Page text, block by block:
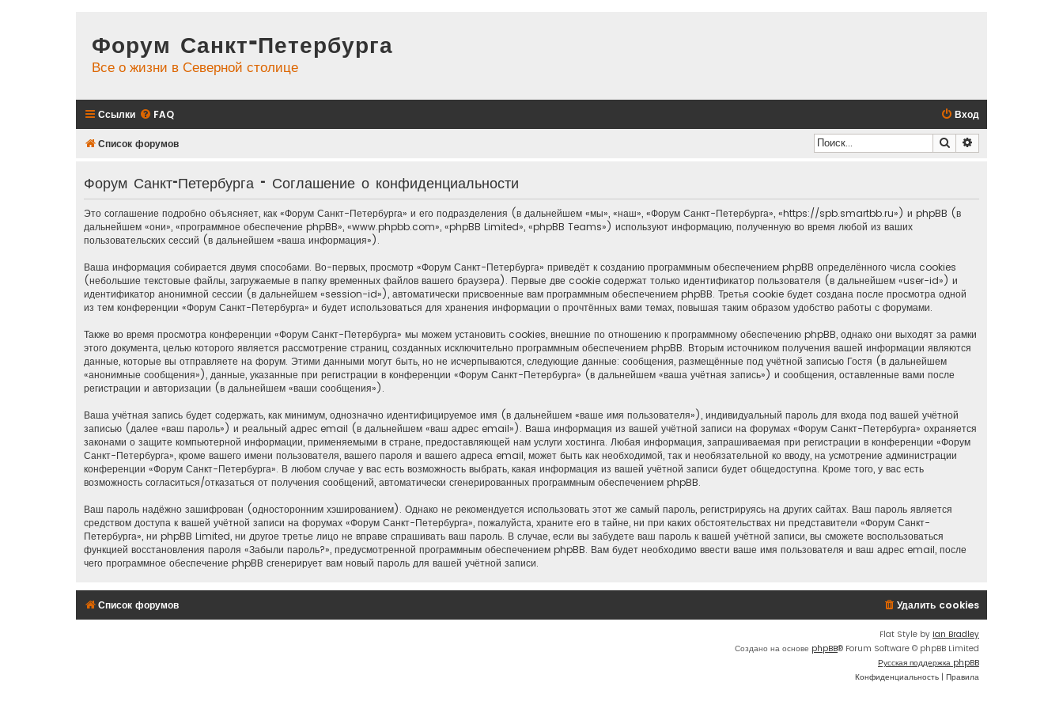
Форум Санкт-Петербурга
Все о жизни в Северной столице
Ссылки FAQ Вход
Список форумов Поиск
Форум Санкт-Петербурга - Соглашение о конфиденциальности
Это соглашение подробно объясняет, как «Форум Санкт-Петербурга» и его подразделения (в дальнейшем «мы», «наш», «Форум Санкт-Петербурга», «https://spb.smartbb.ru») и phpBB (в
дальнейшем «они», «программное обеспечение phpBB», «www.phpbb.com», «phpBB Limited», «phpBB Teams») используют информацию, полученную во время любой из ваших
пользовательских сессий (в дальнейшем «ваша информация»).
Ваша информация собирается двумя способами. Во-первых, просмотр «Форум Санкт-Петербурга» приведёт к созданию программным обеспечением phpBB определённого числа cookies
(небольшие текстовые файлы, загружаемые в папку временных файлов вашего браузера). Первые две cookie содержат только идентификатор пользователя (в дальнейшем «user-id») и
идентификатор анонимной сессии (в дальнейшем «session-id»), автоматически присвоенные вам программным обеспечением phpBB. Третья cookie будет создана после просмотра одной
из тем конференции «Форум Санкт-Петербурга» и будет использоваться для хранения информации о прочтённых вами темах, повышая таким образом удобство работы с форумами.
Также во время просмотра конференции «Форум Санкт-Петербурга» мы можем установить cookies, внешние по отношению к программному обеспечению phpBB, однако они выходят за рамки
этого документа, целью которого является рассмотрение страниц, созданных исключительно программным обеспечением phpBB. Вторым источником получения вашей информации являются
данные, которые вы отправляете на форум. Этими данными могут быть, но не исчерпываются, следующие данные: сообщения, размещённые под учётной записью Гостя (в дальнейшем
«анонимные сообщения»), данные, указанные при регистрации в конференции «Форум Санкт-Петербурга» (в дальнейшем «ваша учётная запись») и сообщения, оставленные вами после
регистрации и авторизации (в дальнейшем «ваши сообщения»).
Ваша учётная запись будет содержать, как минимум, однозначно идентифицируемое имя (в дальнейшем «ваше имя пользователя»), индивидуальный пароль для входа под вашей учётной
записью (далее «ваш пароль») и реальный адрес email (в дальнейшем «ваш адрес email»). Ваша информация из вашей учётной записи на форумах «Форум Санкт-Петербурга» охраняется
законами о защите компьютерной информации, применяемыми в стране, предоставляющей нам услуги хостинга. Любая информация, запрашиваемая при регистрации в конференции «Форум
Санкт-Петербурга», кроме вашего имени пользователя, вашего пароля и вашего адреса email, может быть как необходимой, так и необязательной ко вводу, на усмотрение администрации
конференции «Форум Санкт-Петербурга». В любом случае у вас есть возможность выбрать, какая информация из вашей учётной записи будет общедоступна. Кроме того, у вас есть
возможность согласиться/отказаться от получения сообщений, автоматически сгенерированных программным обеспечением phpBB.
Ваш пароль надёжно зашифрован (односторонним хэшированием). Однако не рекомендуется использовать этот же самый пароль, регистрируясь на других сайтах. Ваш пароль является
средством доступа к вашей учётной записи на форумах «Форум Санкт-Петербурга», пожалуйста, храните его в тайне, ни при каких обстоятельствах ни представители «Форум Санкт-
Петербурга», ни phpBB Limited, ни другое третье лицо не вправе спрашивать ваш пароль. В случае, если вы забудете ваш пароль к вашей учётной записи, вы сможете воспользоваться
функцией восстановления пароля «Забыли пароль?», предусмотренной программным обеспечением phpBB. Вам будет необходимо ввести ваше имя пользователя и ваш адрес email, после
чего программное обеспечение phpBB сгенерирует вам новый пароль для вашей учётной записи.
Список форумов Удалить cookies
Flat Style by Ian Bradley
Создано на основе phpBB® Forum Software © phpBB Limited
Русская поддержка phpBB
Конфиденциальность | Правила